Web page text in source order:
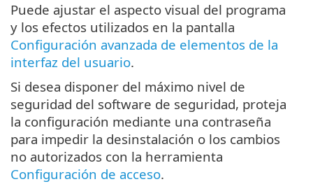
Puede ajustar el aspecto visual del programa
y los efectos utilizados en la pantalla
Configuración avanzada de elementos de la
interfaz del usuario.
Si desea disponer del máximo nivel de
seguridad del software de seguridad, proteja
la configuración mediante una contraseña
para impedir la desinstalación o los cambios
no autorizados con la herramienta
Configuración de acceso.